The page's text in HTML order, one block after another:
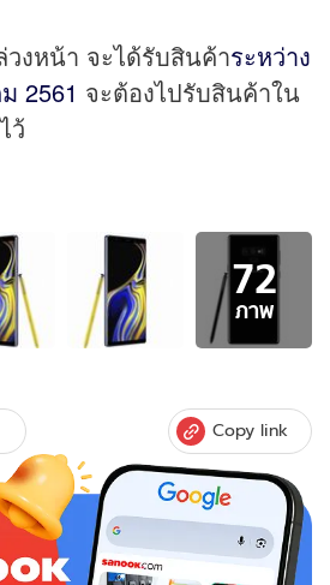
งหน้า จะได้รับสินค้าระหว่าง
2561 จะต้องไปรับสินค้าใน
ว้
72
ภาพ
Copy link